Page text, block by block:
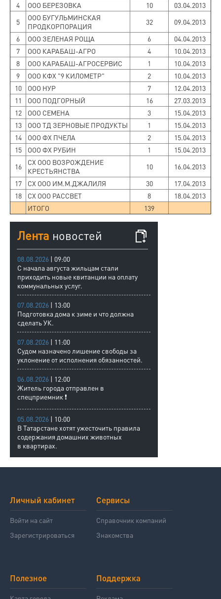
4
ООО БЕРЕЗОВКА 10
03.04.2013
5
ООО БУГУЛЬМИНСКАЯ
ПРОДКОРПОРАЦИЯ
32
09.04.2013
6
ООО ЗЕЛЕНАЯ РОЩА 6
04.04.2013
7
ООО КАРАБАШ-АГРО 4
10.04.2013
8
ООО КАРАБАШ-АГРОСЕРВИС 1
10.04.2013
9
ООО КФХ "9 КИЛОМЕТР" 2
10.04.2013
10
ООО НУР 7
12.04.2013
11
ООО ПОДГОРНЫЙ 16
27.03.2013
12
ООО СЕМЕНА 3
15.04.2013
13
ООО ТД ЗЕРНОВЫЕ ПРОДУКТЫ 1
15.04.2013
14
ООО ФХ ПЧЕЛА 2
15.04.2013
15
ООО ФХ РУБИН 1
15.04.2013
16
СХ ООО ВОЗРОЖДЕНИЕ
КРЕСТЬЯНСТВА
10
16.04.2013
17
СХ ООО ИМ.М.ДЖАЛИЛЯ 30
17.04.2013
18
СХ ООО РАССВЕТ 8
18.04.2013
ИТОГО
139
Лента новостей
08.08.2026 | 09:00
С начала августа жильцам стали
приходить новые квитанции на оплату
коммунальных услуг.
07.08.2026 | 13:00
Подготовка дома к зиме и что должна
сделать УК.
07.08.2026 | 11:00
Судом назначено лишение свободы за
уклонение от исполнения обязанностей.
06.08.2026 | 12:00
Житель города отправлен в
спецприемник ❗
05.08.2026 | 10:00
В Татарстане хотят ужесточить правила
содержания домашних животных
в квартирах.
Личный кабинет
Войти на сайт
Зарегистрироваться
Сервисы
Справочник компаний
Знакомства
Полезное Поддержка